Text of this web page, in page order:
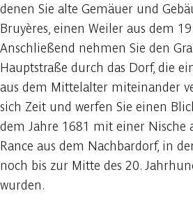
denen Sie alte Gemäuer und
Bruyères, einen Weiler aus dem
Anschließend nehmen Sie den
Hauptstraße durch das Dorf, die
aus dem Mittelalter miteinander
sich Zeit und werfen Sie einen
dem Jahre 1681 mit einer Nische
Rance aus dem Nachbardorf, in
noch bis zur Mitte des 20.
wurden.